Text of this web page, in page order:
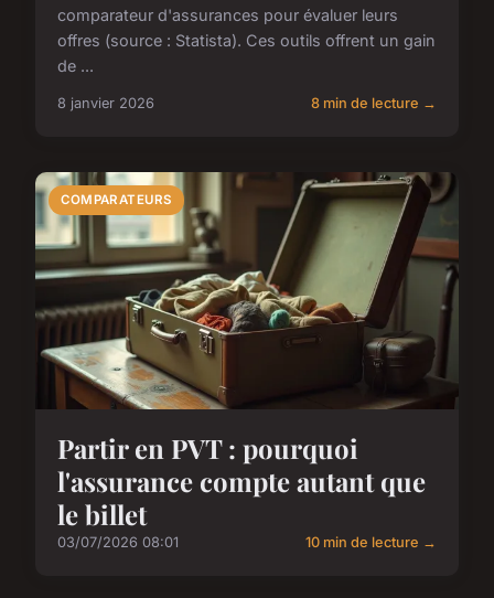
comparateur d'assurances pour évaluer leurs
offres (source : Statista). Ces outils offrent un gain
de ...
8 janvier 2026 8 min de lecture →
COMPARATEURS
Partir en PVT : pourquoi
l'assurance compte autant que
le billet
03/07/2026 08:01 10 min de lecture →